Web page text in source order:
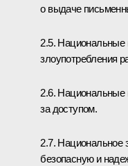
о выдаче
2.5. Национальные
злоупотребления
2.6. Национальные
за доступом.
2.7. Национальное
безопасную и